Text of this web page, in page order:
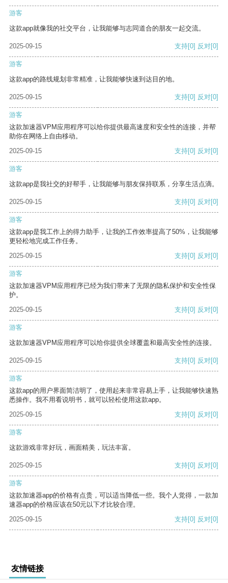
游客
这款app就像我的社交平台，让我能够与志同道合的朋友一起交流。
2025-09-15 支持[0] 反对[0]
游客
这款app的路线规划非常精准，让我能够快速到达目的地。
2025-09-15 支持[0] 反对[0]
游客
这款加速器VPM应用程序可以给你提供最高速度和安全性的连接，并帮
助你在网络上自由移动。
2025-09-15
支持[0] 反对[0]
游客
这款app是我社交的好帮手，让我能够与朋友保持联系，分享生活点滴。
2025-09-15 支持[0] 反对[0]
游客
这款app是我工作上的得力助手，让我的工作效率提高了50%，让我能够
更轻松地完成工作任务。
2025-09-15
支持[0] 反对[0]
游客
这款加速器VPM应用程序已经为我们带来了无限的隐私保护和安全性保
护。
2025-09-15
支持[0] 反对[0]
游客
这款加速器VPM应用程序可以给你提供全球覆盖和最高安全性的连接。
2025-09-15 支持[0] 反对[0]
游客
这款app的用户界面简洁明了，使用起来非常容易上手，让我能够快速熟
悉操作。我不用看说明书，就可以轻松使用这款app。
2025-09-15
支持[0] 反对[0]
游客
这款游戏非常好玩，画面精美，玩法丰富。
2025-09-15 支持[0] 反对[0]
游客
这款加速器app的价格有点贵，可以适当降低一些。我个人觉得，一款加
速器app的价格应该在50元以下才比较合理。
2025-09-15
支持[0] 反对[0]
友情链接